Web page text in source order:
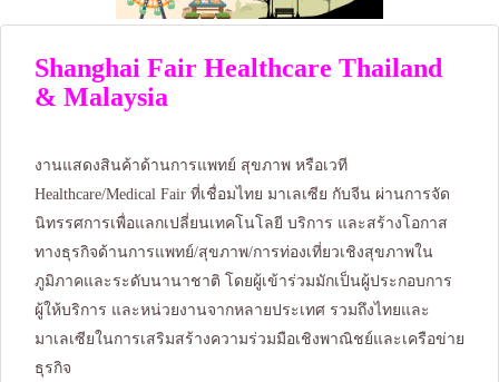
Shanghai Fair Healthcare Thailand
& Malaysia
งานแสดงสินค้าด้านการแพทย์ สุขภาพ หรือเวที
Healthcare/Medical Fair ที่เชื่อมไทย มาเลเซีย กับจีน ผ่านการจัด
นิทรรศการเพื่อแลกเปลี่ยนเทคโนโลยี บริการ และสร้างโอกาส
ทางธุรกิจด้านการแพทย์/สุขภาพ/การท่องเที่ยวเชิงสุขภาพใน
ภูมิภาคและระดับนานาชาติ โดยผู้เข้าร่วมมักเป็นผู้ประกอบการ
ผู้ให้บริการ และหน่วยงานจากหลายประเทศ รวมถึงไทยและ
มาเลเซียในการเสริมสร้างความร่วมมือเชิงพาณิชย์และเครือข่าย
ธุรกิจ